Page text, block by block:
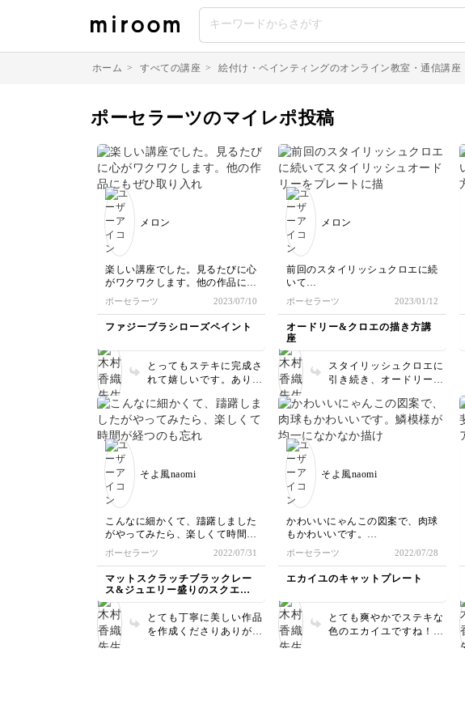
ホーム > すべての講座 > 絵付け・ペインティングのオンライン教室・通信講座
ポーセラーツのマイレポ投稿
メロン
楽しい講座でした。見るたびに心
がワクワクします。他の作品にも
ぜひ取り入れてみたいです。
ポーセラーツ 2023/07/10
ファジーブラシローズペイント
とってもステキに完成さ
れて嬉しいです。ありが
メロン
前回のスタイリッシュクロエに続
いて
スタイリッシュオードリーをプレ
ートに描きました。とてもお洒落
なプレートができて嬉しいです。
ポーセラーツ 2023/01/12
オードリー&クロエの描き方講
座
スタイリッシュクロエに
引き続き、オードリーを
がとうございました。
ラインが繊細で美しい曲
線を描いていますね。
ラウンドプレートにドッ
テキな作品作りを続けて
くださいね。
そよ風naomi
こんなに細かくて、躊躇しました
がやってみたら、楽しくて時間が
経つのも忘れていました。
2種類のレースとジュエリーが、
とてもオシャレで完成した時には
歓声と、拍手でした。
ポーセラーツ 2022/07/31
マットスクラッチブラックレー
ス&ジュエリー盛りのスクエア
プレート
とても丁寧に美しい作品
を作成くださりありがと
そよ風naomi
かわいいにゃんこの図案で、肉球
もかわいいです。
鱗模様が均一になかなか描けない
けど、楽しく作れました。
ポーセラーツ 2022/07/28
エカイユのキャットプレート
とても爽やかでステキな
色のエカイユですね！